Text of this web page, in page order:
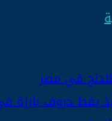
في مصر
يفط حروف بارزة